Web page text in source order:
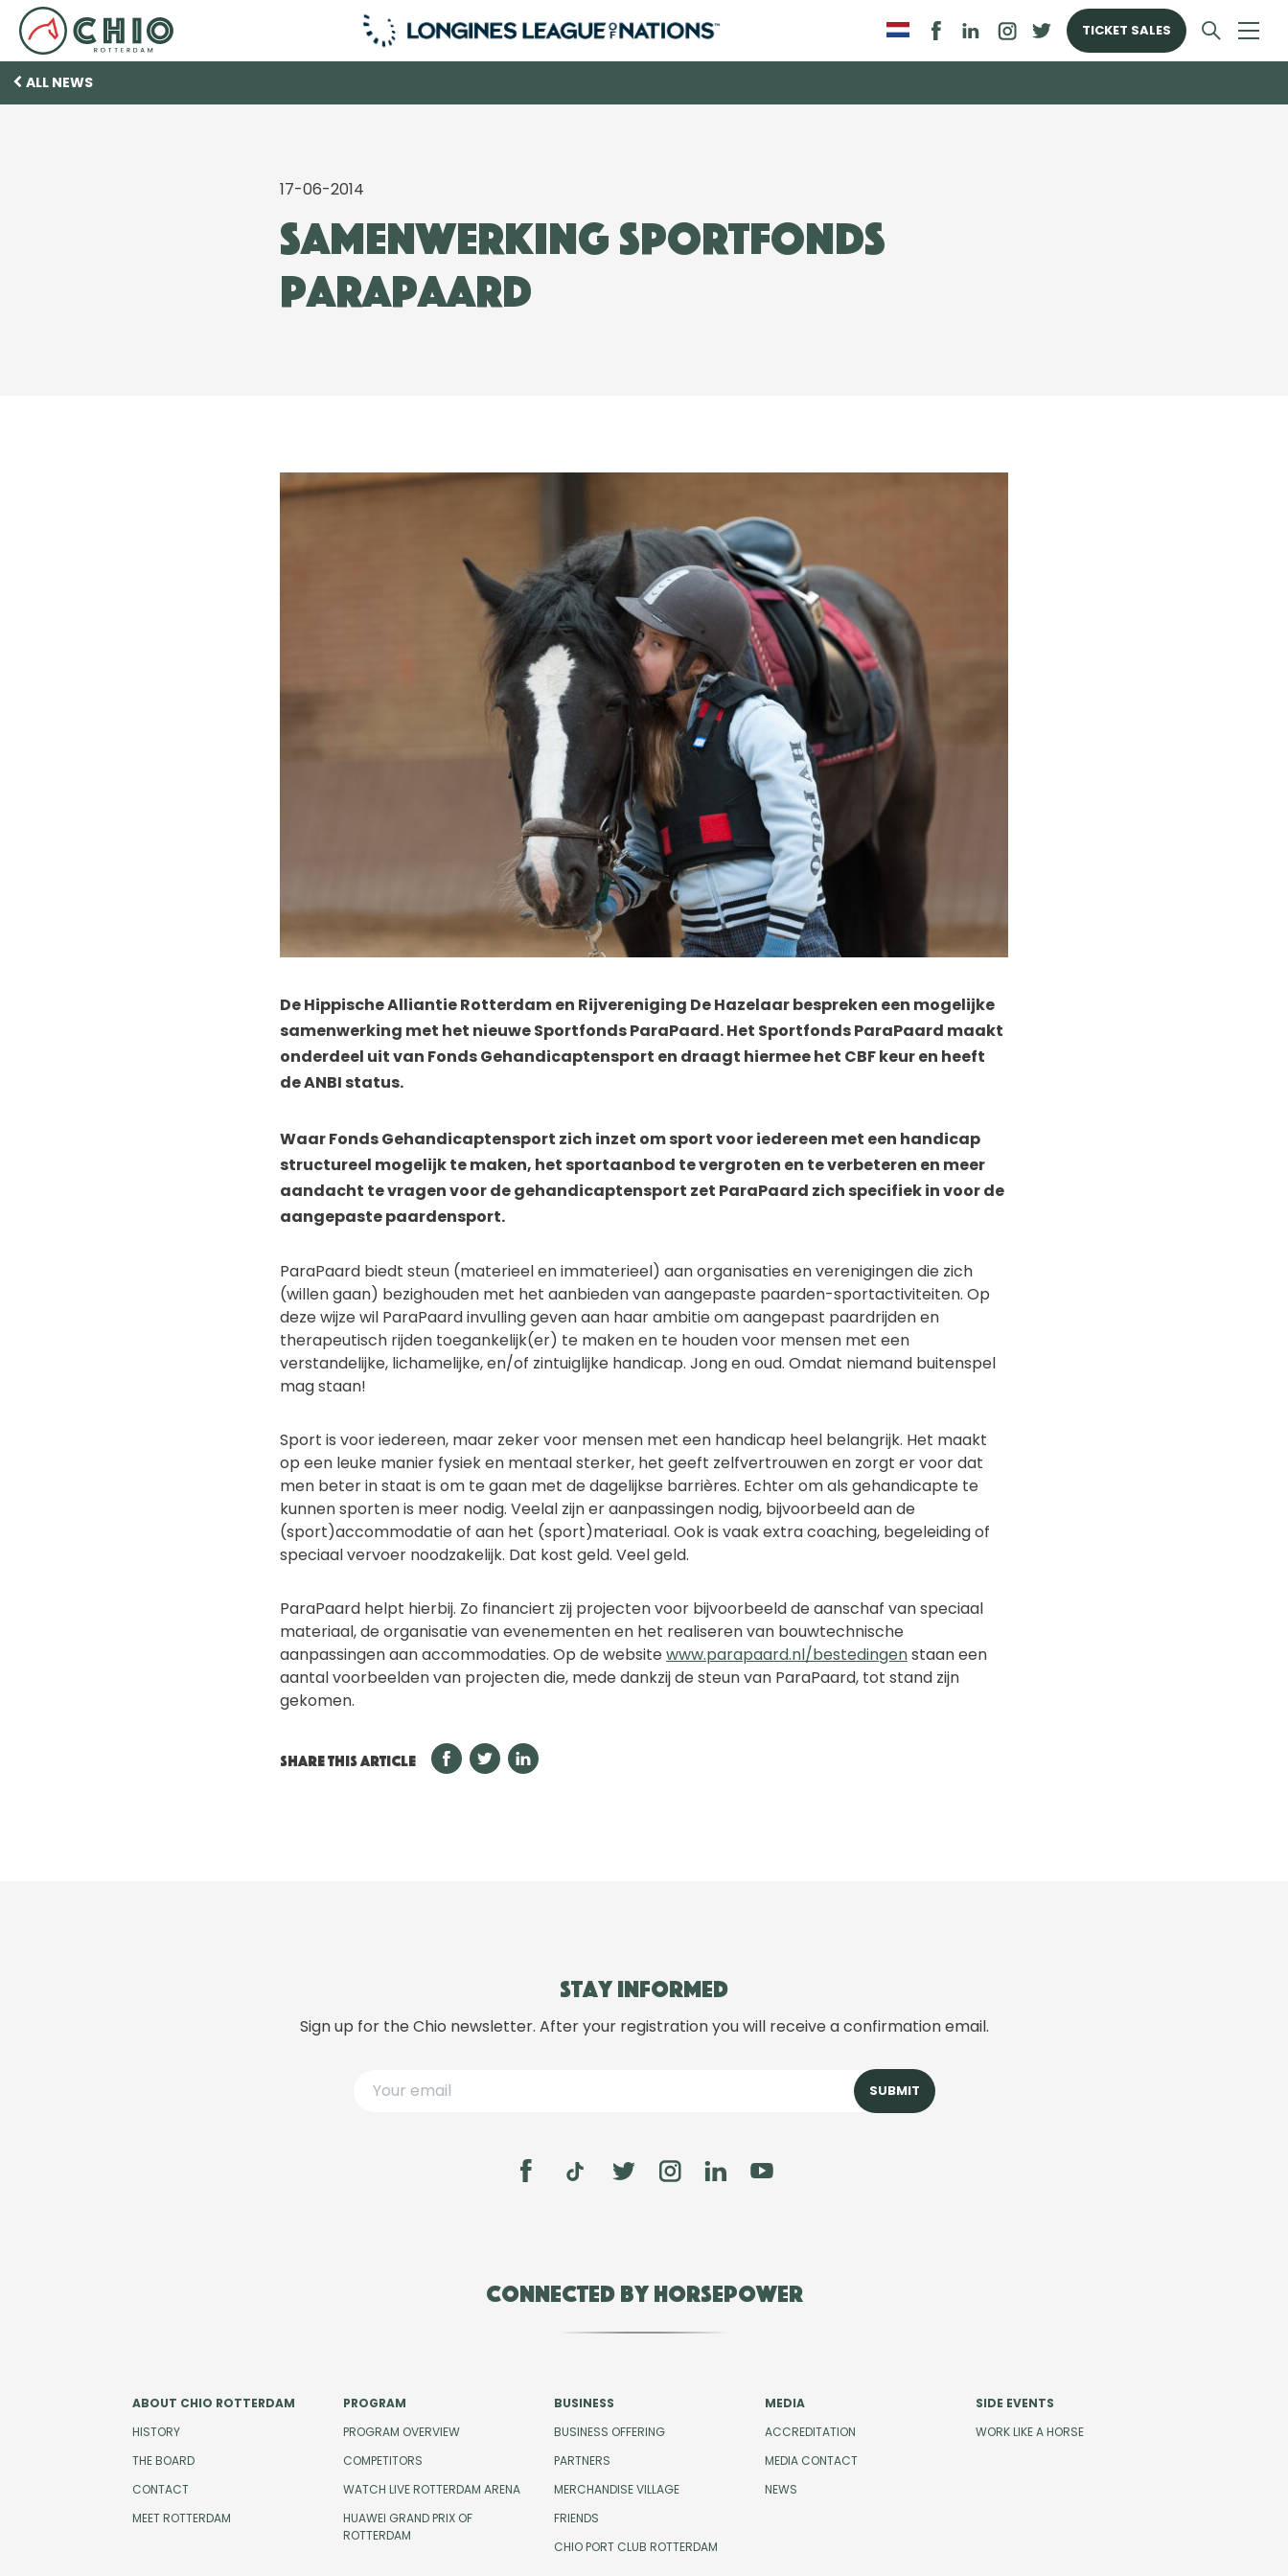
TICKET SALES
ALL NEWS
17-06-2014
Samenwerking Sportfonds
ParaPaard
De Hippische Alliantie Rotterdam en Rijvereniging De Hazelaar bespreken een mogelijke
samenwerking met het nieuwe Sportfonds ParaPaard. Het Sportfonds ParaPaard maakt
onderdeel uit van Fonds Gehandicaptensport en draagt hiermee het CBF keur en heeft
de ANBI status.
Waar Fonds Gehandicaptensport zich inzet om sport voor iedereen met een handicap
structureel mogelijk te maken, het sportaanbod te vergroten en te verbeteren en meer
aandacht te vragen voor de gehandicaptensport zet ParaPaard zich specifiek in voor de
aangepaste paardensport.
ParaPaard biedt steun (materieel en immaterieel) aan organisaties en verenigingen die zich
(willen gaan) bezighouden met het aanbieden van aangepaste paarden-sportactiviteiten. Op
deze wijze wil ParaPaard invulling geven aan haar ambitie om aangepast paardrijden en
therapeutisch rijden toegankelijk(er) te maken en te houden voor mensen met een
verstandelijke, lichamelijke, en/of zintuiglijke handicap. Jong en oud. Omdat niemand buitenspel
mag staan!
Sport is voor iedereen, maar zeker voor mensen met een handicap heel belangrijk. Het maakt
op een leuke manier fysiek en mentaal sterker, het geeft zelfvertrouwen en zorgt er voor dat
men beter in staat is om te gaan met de dagelijkse barrières. Echter om als gehandicapte te
kunnen sporten is meer nodig. Veelal zijn er aanpassingen nodig, bijvoorbeeld aan de
(sport)accommodatie of aan het (sport)materiaal. Ook is vaak extra coaching, begeleiding of
speciaal vervoer noodzakelijk. Dat kost geld. Veel geld.
ParaPaard helpt hierbij. Zo financiert zij projecten voor bijvoorbeeld de aanschaf van speciaal
materiaal, de organisatie van evenementen en het realiseren van bouwtechnische
aanpassingen aan accommodaties. Op de websitewww.parapaard.nl/bestedingenstaan een
aantal voorbeelden van projecten die, mede dankzij de steun van ParaPaard, tot stand zijn
gekomen.
SHARE THIS ARTICLE
Stay informed
Sign up for the Chio newsletter. After your registration you will receive a confirmation email.
Connected by Horsepower
ABOUT CHIO ROTTERDAM
HISTORY
THE BOARD
CONTACT
MEET ROTTERDAM
PROGRAM
PROGRAM OVERVIEW
COMPETITORS
WATCH LIVE ROTTERDAM ARENA
HUAWEI GRAND PRIX OF
ROTTERDAM
BUSINESS
BUSINESS OFFERING
PARTNERS
MERCHANDISE VILLAGE
FRIENDS
CHIO PORT CLUB ROTTERDAM
MEDIA
ACCREDITATION
MEDIA CONTACT
NEWS
SIDE EVENTS
WORK LIKE A HORSE